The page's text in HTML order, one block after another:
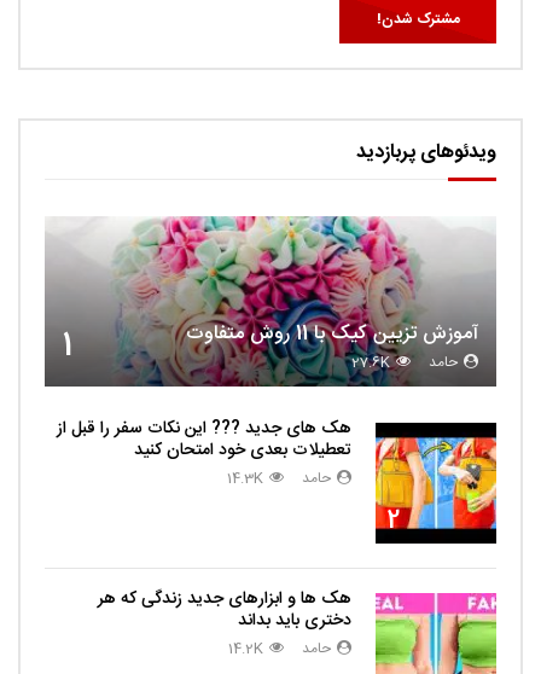
ویدئوهای پربازدید
1 آموزش تزیین کیک با 11 روش متفاوت
حامد 27.6K
2
هک های جدید ??️? این نکات سفر را قبل از
تعطیلات بعدی خود امتحان کنید
حامد 14.3K
هک ها و ابزارهای جدید زندگی که هر
دختری باید بداند
حامد 14.2K